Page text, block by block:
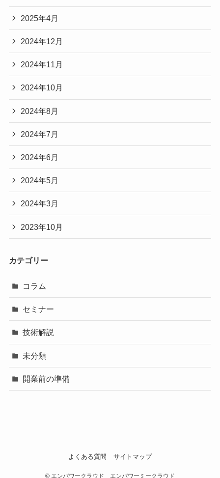
2025年4月
2024年12月
2024年11月
2024年10月
2024年8月
2024年7月
2024年6月
2024年5月
2024年3月
2023年10月
カテゴリー
コラム
セミナー
技術解説
未分類
開業前の準備
よくある質問 サイトマップ
© エンパワークラウド エンパワーミークラウド